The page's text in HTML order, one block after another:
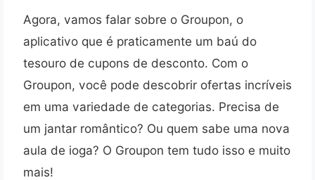
Agora, vamos falar sobre o Groupon, o
aplicativo que é praticamente um baú do
tesouro de cupons de desconto. Com o
Groupon, você pode descobrir ofertas incríveis
em uma variedade de categorias. Precisa de
um jantar romântico? Ou quem sabe uma nova
aula de ioga? O Groupon tem tudo isso e muito
mais!